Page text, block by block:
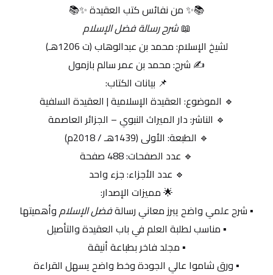
📚✨ من نفائس كتب العقيدة ✨📚
📖 شرح رسالة فضل الإسلام
لشيخ الإسلام: محمد بن عبدالوهاب (ت 1206هـ)
✍️ شرح: محمد بن عمر سالم بازمول
📌 بيانات الكتاب:
🔹 الموضوع: العقيدة الإسلامية | العقيدة السلفية
🔹 الناشر: دار الميراث النبوي – الجزائر العاصمة
🔹 الطبعة: الأولى (1439هـ / 2018م)
🔹 عدد الصفحات: 488 صفحة
🔹 عدد الأجزاء: جزء واحد
🌟 مميزات الإصدار:
▪️ شرح علمي واضح يبرز معاني رسالة فضل الإسلام وأهميتها
▪️ مناسب لطلبة العلم في باب العقيدة والتأصيل
▪️ مجلد فاخر بطباعة أنيقة
▪️ ورق شاموا عالي الجودة وخط واضح يسهل القراءة